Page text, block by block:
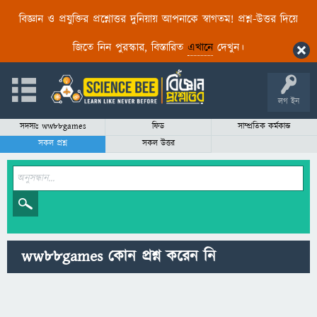
বিজ্ঞান ও প্রযুক্তির প্রশ্নোত্তর দুনিয়ায় আপনাকে স্বাগতম! প্রশ্ন-উত্তর দিয়ে
জিতে নিন পুরস্কার, বিস্তারিত এখানেদেখুন।
লগ ইন
সদস্যঃ ww88games ফিড
সাম্প্রতিক কর্মকান্ড
সকল প্রশ্ন
সকল উত্তর
ww88games কোন প্রশ্ন করেন নি